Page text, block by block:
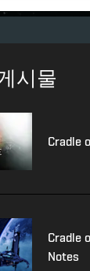
시물
Cradle
Cradle
Notes